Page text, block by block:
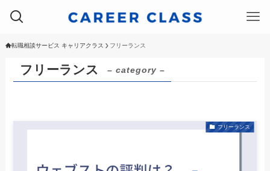
転職相談サービス キャリアクラス フリーランス
フリーランス – category –
フリーランス